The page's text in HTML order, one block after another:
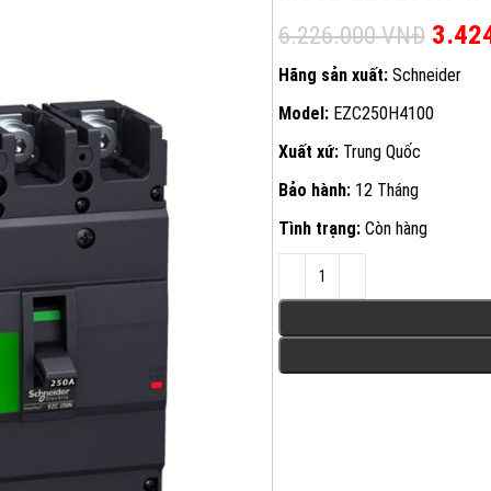
6.226.000VNĐ Giá
Hãng sản xuất: Schneider
Model: EZC250H4100
Xuất xứ: Trung Quốc
Bảo hành: 12 Tháng
Tình trạng: Còn hàng